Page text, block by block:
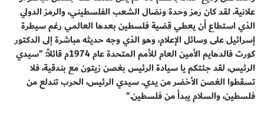
علانية. لقد كان رمز وحدة ونضال الشعب الفلسطيني، والرمز الدولي
الذي استطاع أن يعطي قضية فلسطين بعدها العالمي رغم سيطرة
إسرائيل على وسائل الإعلام، وهو الذي وجه حديثه مباشرة إلى الدكتور
كورت فالدهايم الأمين العام للأمم المتحدة عام 1974م قائلاً: "سيدي
الرئيس، لقد جئتكم يا سيادة الرئيس بغصن زيتون مع بندقية، فلا
تسقطوا الغصن الأخضر من يدي. سيدي الرئيس، الحرب تندلع من
فلسطين، والسلام يبدأ من فلسطين."